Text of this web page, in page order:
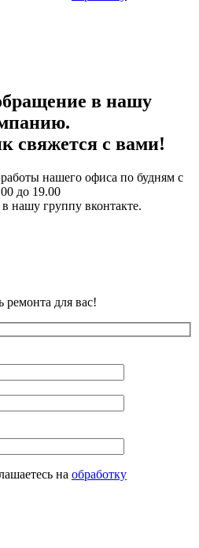
в нашу
свяжется с вами!
нашего офиса по будням с
до 19.00
нашу группу вконтакте.
ремонта для вас!
на обработку